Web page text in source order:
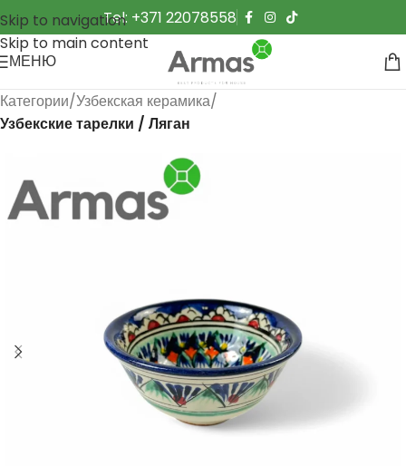
Skip to navigation
Skip to main content
Tel: +371 22078558
МЕНЮ
Категории Узбекская керамика
Узбекские тарелки / Ляган